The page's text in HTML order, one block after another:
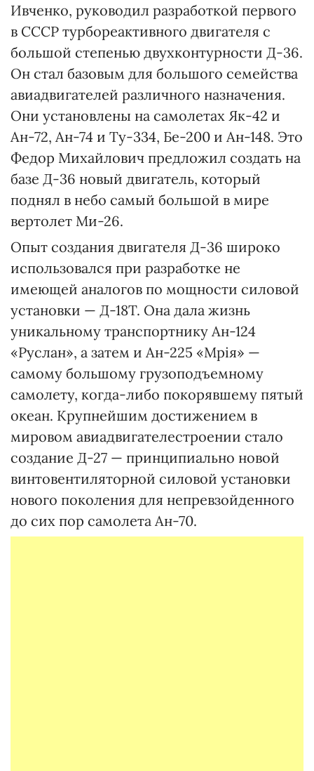
Ивченко, руководил разработкой первого
в СССР турбореактивного двигателя с
большой степенью двухконтурности Д-36.
Он стал базовым для большого семейства
авиадвигателей различного назначения.
Они установлены на самолетах Як-42 и
Ан-72, Ан-74 и Ту-334, Бе-200 и Ан-148. Это
Федор Михайлович предложил создать на
базе Д-36 новый двигатель, который
поднял в небо самый большой в мире
вертолет Ми-26.
Опыт создания двигателя Д-36 широко
использовался при разработке не
имеющей аналогов по мощности силовой
установки — Д-18Т. Она дала жизнь
уникальному транспортнику Ан-124
«Руслан», а затем и Ан-225 «Мрія» —
самому большому грузоподъемному
самолету, когда-либо покорявшему пятый
океан. Крупнейшим достижением в
мировом авиадвигателестроении стало
создание Д-27 — принципиально новой
винтовентиляторной силовой установки
нового поколения для непревзойденного
до сих пор самолета Ан-70.